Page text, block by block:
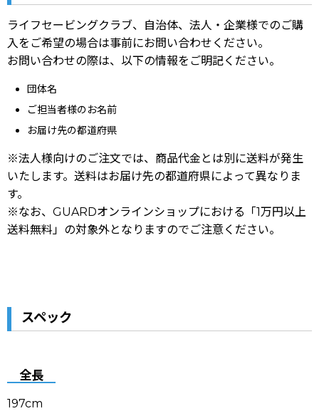
ライフセービングクラブ、自治体、法人・企業様でのご購
入をご希望の場合は事前にお問い合わせください。
お問い合わせの際は、以下の情報をご明記ください。
団体名
ご担当者様のお名前
お届け先の都道府県
※法人様向けのご注文では、商品代金とは別に送料が発生
いたします。送料はお届け先の都道府県によって異なりま
す。
※なお、GUARDオンラインショップにおける「1万円以上
送料無料」の対象外となりますのでご注意ください。
スペック
全長
197cm